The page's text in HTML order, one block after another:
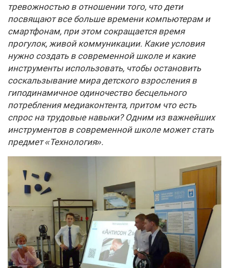
тревожностью в отношении того, что дети
посвящают все больше времени компьютерам и
смартфонам, при этом сокращается время
прогулок, живой коммуникации. Какие условия
нужно создать в современной школе и какие
инструменты использовать, чтобы остановить
соскальзывание мира детского взросления в
гиподинамичное одиночество бесцельного
потребления медиаконтента, притом что есть
спрос на трудовые навыки? Одним из важнейших
инструментов в современной школе может стать
предмет «Технология».